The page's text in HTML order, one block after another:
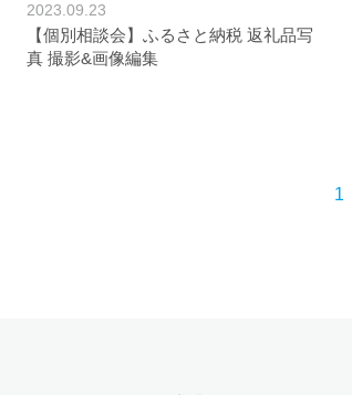
2023.09.23
【個別相談会】ふるさと納税 返礼品写
真 撮影&画像編集
1